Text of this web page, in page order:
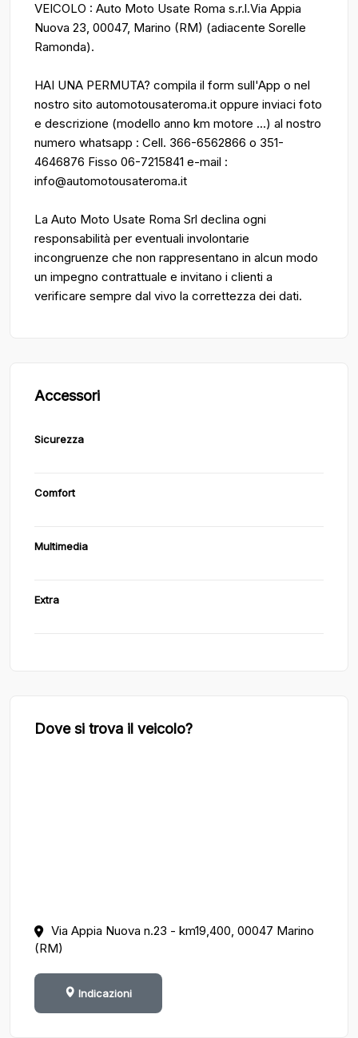
VEICOLO : Auto Moto Usate Roma s.r.l.Via Appia
Nuova 23, 00047, Marino (RM) (adiacente Sorelle
Ramonda).
HAI UNA PERMUTA? compila il form sull'App o nel
nostro sito automotousateroma.it oppure inviaci foto
e descrizione (modello anno km motore ...) al nostro
numero whatsapp : Cell. 366-6562866 o 351-
4646876 Fisso 06-7215841 e-mail :
info@automotousateroma.it
La Auto Moto Usate Roma Srl declina ogni
responsabilità per eventuali involontarie
incongruenze che non rappresentano in alcun modo
un impegno contrattuale e invitano i clienti a
verificare sempre dal vivo la correttezza dei dati.
Accessori
Sicurezza
Comfort
Multimedia
Extra
Dove si trova il veicolo?
Via Appia Nuova n.23 - km19,400, 00047 Marino
(RM)
Indicazioni